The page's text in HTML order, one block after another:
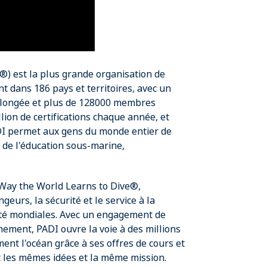
est la plus grande organisation de
dans 186 pays et territoires, avec un
et plus de 128000 membres
de certifications chaque année, et
permet aux gens du monde entier de
l'éducation sous-marine,
the World Learns to Dive®,
la sécurité et le service à la
mondiales. Avec un engagement de
PADI ouvre la voie à des millions
l'océan grâce à ses offres de cours et
mêmes idées et la même mission.